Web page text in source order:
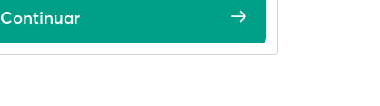
Continuar